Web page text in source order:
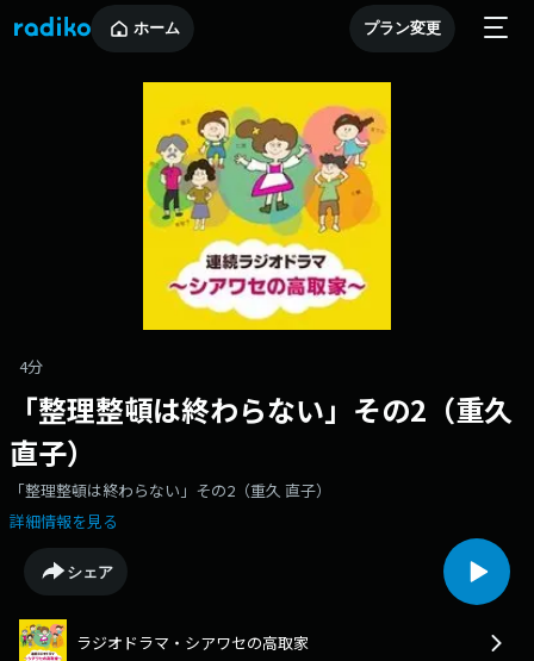
ホーム プラン変更
4分
「整理整頓は終わらない」その2（重久
直子）
「整理整頓は終わらない」その2（重久 直子）
詳細情報を見る
シェア
ラジオドラマ・シアワセの高取家